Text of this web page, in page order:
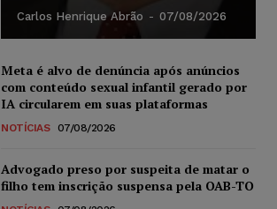
Carlos Henrique Abrão - 07/08/2026
Meta é alvo de denúncia após anúncios
com conteúdo sexual infantil gerado por
IA circularem em suas plataformas
NOTÍCIAS 07/08/2026
Advogado preso por suspeita de matar o
filho tem inscrição suspensa pela OAB-TO